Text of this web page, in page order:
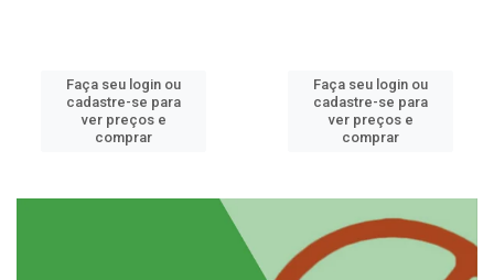
Faça seu login ou
cadastre-se para
ver preços e
comprar
Faça seu login ou
cadastre-se para
ver preços e
comprar